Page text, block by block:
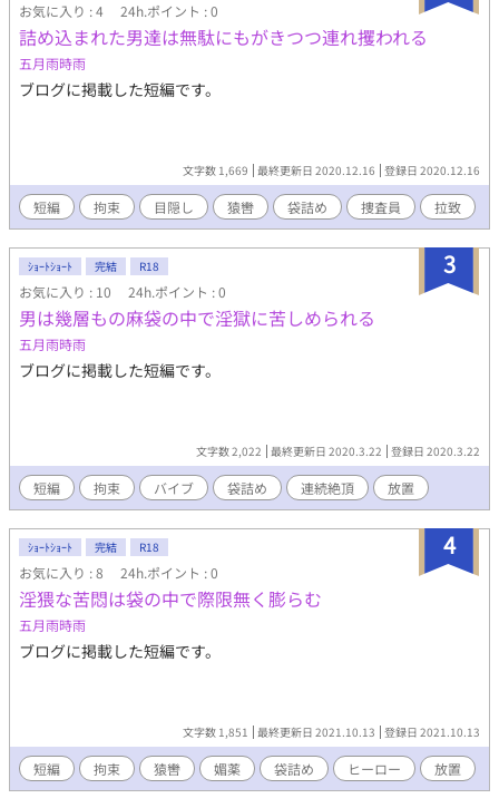
お気に入り : 4 24h.ポイント : 0
詰め込まれた男達は無駄にもがきつつ連れ攫われる
五月雨時雨
ブログに掲載した短編です。
文字数 1,669 最終更新日 2020.12.16 登録日 2020.12.16
短編 拘束 目隠し 猿轡 袋詰め 捜査員 拉致
3
ｼｮｰﾄｼｮｰﾄ 完結 R18
お気に入り : 10 24h.ポイント : 0
男は幾層もの麻袋の中で淫獄に苦しめられる
五月雨時雨
ブログに掲載した短編です。
文字数 2,022 最終更新日 2020.3.22 登録日 2020.3.22
短編 拘束 バイブ 袋詰め 連続絶頂 放置
4
ｼｮｰﾄｼｮｰﾄ 完結 R18
お気に入り : 8 24h.ポイント : 0
淫猥な苦悶は袋の中で際限無く膨らむ
五月雨時雨
ブログに掲載した短編です。
文字数 1,851 最終更新日 2021.10.13 登録日 2021.10.13
短編 拘束 猿轡 媚薬 袋詰め ヒーロー 放置